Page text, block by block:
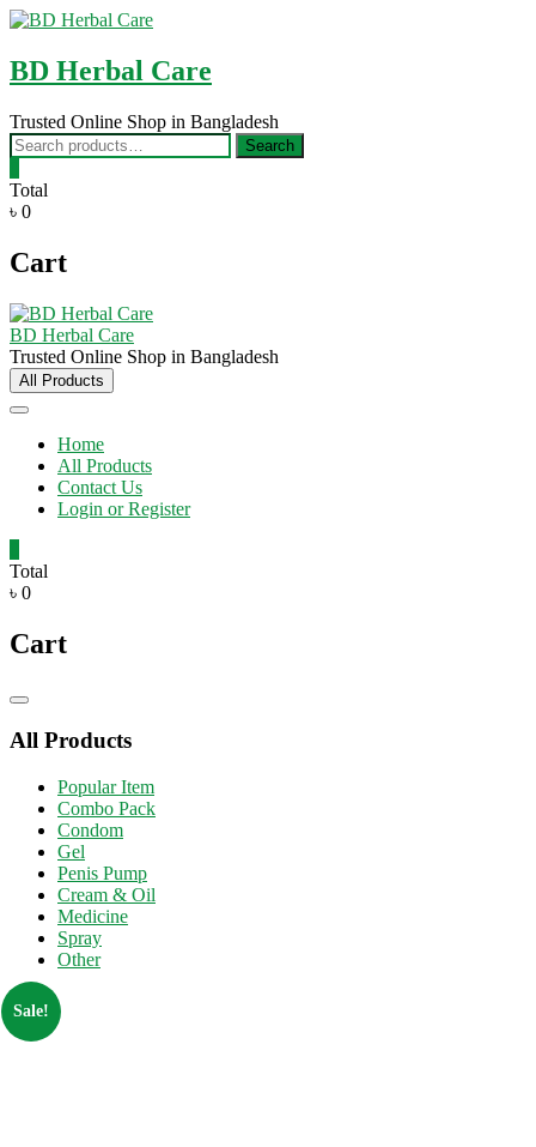
Skip
content
BD Herbal Care
Trusted Online Shop in Bangladesh
Search
for:
Search
Total
৳ 0
Cart
BD Herbal Care
Trusted Online Shop in Bangladesh
All Products
Home
All Products
Contact Us
Login or Register
Total
৳ 0
Cart
Catalog
All Products
Popular Item
Combo Pack
Condom
Gel
Penis Pump
Cream & Oil
Medicine
Spray
Other
Sale!